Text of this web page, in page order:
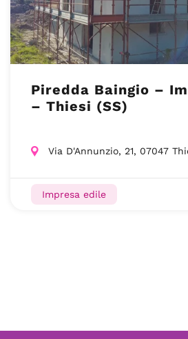
Piredda Baingio –
– Thiesi (SS)
Via D'Annunzio, 21, 07047
Impresa edile